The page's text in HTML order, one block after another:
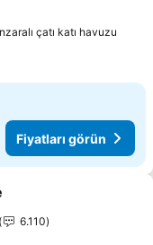
çatı katı havuzu
Fiyatları görün
ekle
6.110